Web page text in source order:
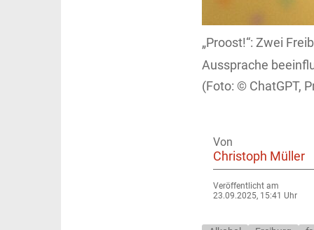
„Proost!“: Zwei
Aussprache
ChatGPT,
Von
Christoph Müller
Veröffentlicht am
23.09.2025, 15:41 Uhr